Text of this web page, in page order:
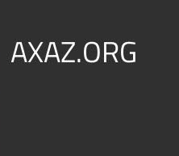
AXAZ.ORG